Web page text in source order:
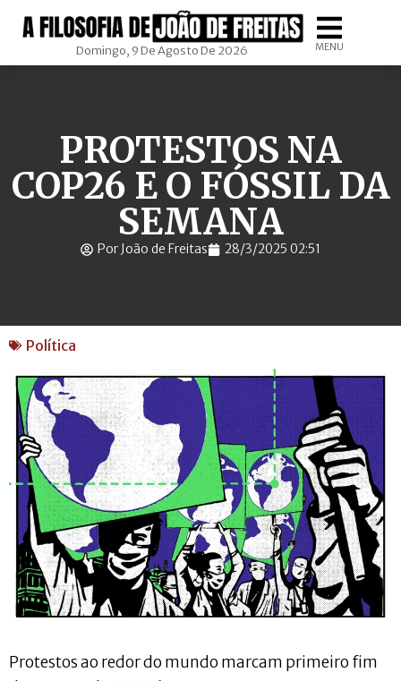
Domingo, 9 De Agosto De 2026 MENU
PROTESTOS NA
COP26 E O FÓSSIL DA
SEMANA
Por João de Freitas 28/3/2025 02:51
Política
Protestos ao redor do mundo marcam primeiro fim